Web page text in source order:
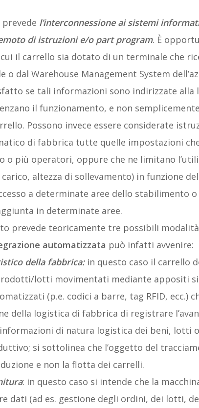
l’interconnessione ai sistemi
di istruzioni e/o part program. È
cui il carrello sia dotato di un terminale che
o dal Warehouse Management System
se tali informazioni sono indirizzate alla
il funzionamento, e non
Possono invece essere considerate
di fabbrica tutte quelle impostazioni
o più operatori, oppure che ne limitano
altezza di sollevamento) in funzione
a determinate aree dello stabilimento
in determinate aree.
prevede teoricamente tre possibili
automatizzata può infatti avvenire:
della fabbrica: in questo caso il carrello
lotti movimentati mediante appositi
(p.e. codici a barre, tag RFID, ecc.)
della logistica di fabbrica di registrare
di natura logistica dei beni, lotti
si sottolinea che l’oggetto del
e non la flotta dei carrelli.
: in questo caso si intende che la
dati (ad es. gestione degli ordini, dei lotti,